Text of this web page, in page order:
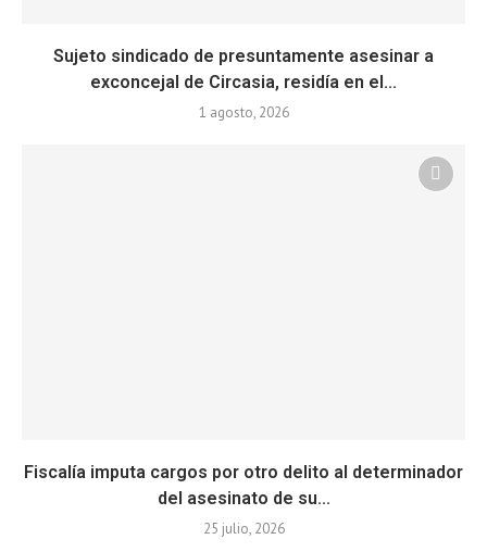
Sujeto sindicado de presuntamente asesinar a
exconcejal de Circasia, residía en el...
1 agosto, 2026
Fiscalía imputa cargos por otro delito al determinador
del asesinato de su...
25 julio, 2026